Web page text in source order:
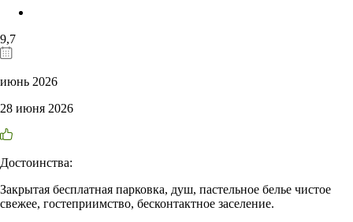
9,7
июнь 2026
28 июня 2026
Достоинства:
Закрытая бесплатная парковка, душ, пастельное белье чистое
свежее, гостеприимство, бесконтактное заселение.